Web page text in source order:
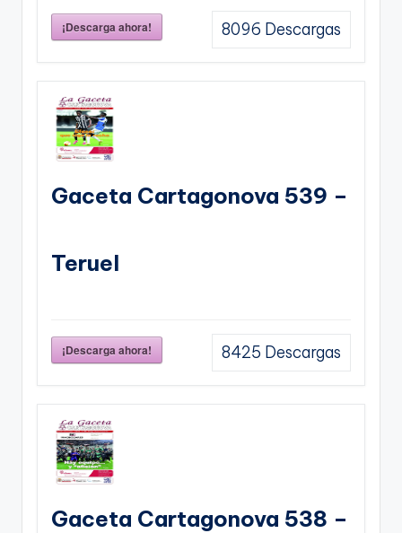
¡Descarga ahora! 8096 Descargas
Gaceta Cartagonova 539 –
Teruel
¡Descarga ahora! 8425 Descargas
Gaceta Cartagonova 538 –